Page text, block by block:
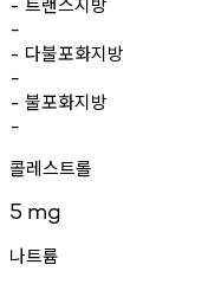
-
-
- 다불포화지방
-
- 불포화지방
-
콜레스트롤
5 mg
나트륨